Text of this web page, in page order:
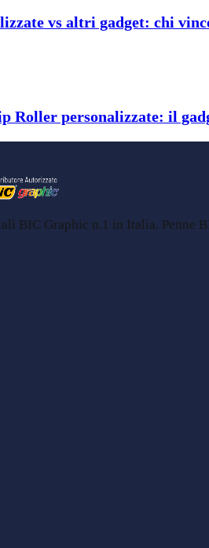
vs altri gadget: chi
Roller personalizzate: il
BIC Graphic n.1 in Italia. Penne